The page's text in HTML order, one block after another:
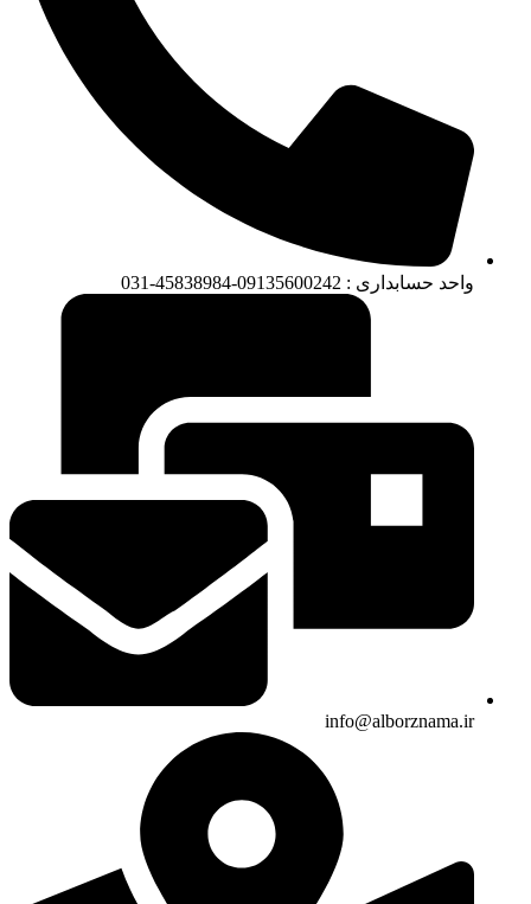
واحد حسابداری : 09135600242-45838984-031
info@alborznama.ir